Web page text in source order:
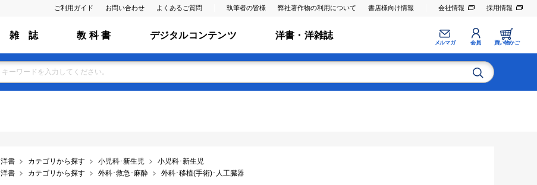
ご利用ガイド お問い合わせ よくあるご質問 執筆者の皆様 弊社著作物の利用について 書店様向け情報 会社情報 採用情報
雑 誌 教 科 書 デジタルコンテンツ 洋書・洋雑誌
メルマガ 会員 買い物かご
洋書 カテゴリから探す 小児科･新生児
小児科･新生児
洋書 カテゴリから探す 外科･救急･麻酔 外科･移植(手術)･人工臓器